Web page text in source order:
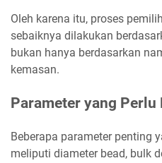
Oleh karena itu, proses
sebaiknya dilakukan
bukan hanya berdasarkan
kemasan.
Parameter yang Perlu
Beberapa parameter penting
meliputi diameter bead, bulk